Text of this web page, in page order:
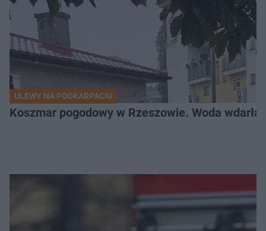
ULEWY NA PODKARPACIU
Koszmar pogodowy w Rzeszowie. Woda